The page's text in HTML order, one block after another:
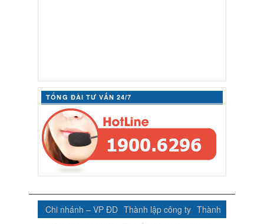
TỔNG ĐÀI TƯ VẤN 24/7
Chi nhánh – VP ĐD Thành lập công ty Thành